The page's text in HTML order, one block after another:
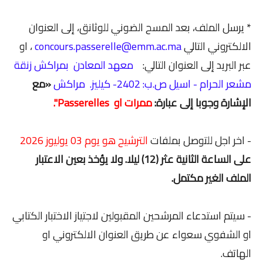
* يرسل الملف، بعد المسح الضوني للوثانق، إلى العنوان
الالكتروني التاليconcours.passerelle@emm.ac.ma، او
عبر البريد إلى العنوان التالي: معهد المعادن بمراكش زنقة
مشعر الحرام - اسيل ص.ب: 2402- كيليز. مراكش
«مع
الإشارة وجوبا إلى عبارة:ممر١ت او Passerelles".
- اخر اجل للتوصل بملفاتالترشيح هو يوم 03 يوليوز 2026
على الساعة الثانية عثر (12) ليلا. ولا يؤخذ بعين الاعتبار
الملف الغير مكتمل.
- سيتم استدعاء المرشحين المقبولين لاجتياز الاختبار الكتابي
او الشفوي سعواء عن طريق العنوان الالكتروني او
الهاتف.